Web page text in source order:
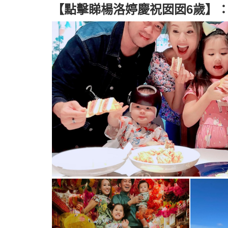
【點擊睇楊洛婷慶祝囡囡6歲】